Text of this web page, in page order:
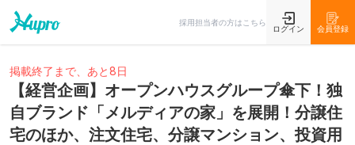
採用担当者の方はこちら
ログイン 会員登録
掲載終了まで、あと8日
【経営企画】オープンハウスグループ傘下！独
自ブランド「メルディアの家」を展開！分譲住
宅のほか、注文住宅、分譲マンション、投資用